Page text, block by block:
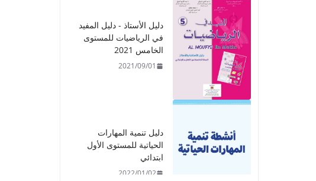
دليل الأستاذ - دليل المفيد
في الرياضيات للمستوى
الخامس 2021
2021/09/01
دليل تنمية المهارات
الحياتية للمستوى الأول
ابتدائي
2022/01/02